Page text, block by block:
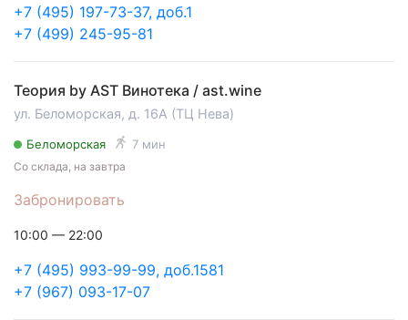
+7 (495) 197-73-37, доб.1
+7 (499) 245-95-81
Теория by AST Винотека / ast.wine
ул. Беломорская, д. 16А (ТЦ Нева)
Беломорская 7 мин
Забронировать
Со склада, на завтра
+7 (495) 993-99-99, доб.1581
+7 (967) 093-17-07
10:00 — 22:00